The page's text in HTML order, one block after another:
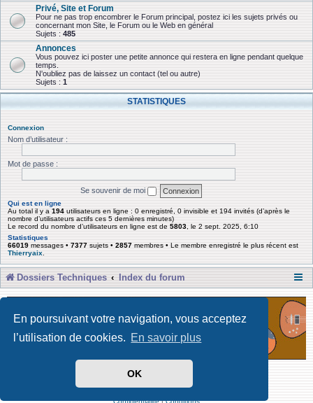
En poursuivant votre navigation, vous acceptez
l’utilisation de cookies. En savoir plus
OK
Privé, Site et Forum
Pour ne pas trop encombrer le Forum principal, postez ici les sujets privés ou
concernant mon Site, le Forum ou le Web en général
Sujets : 485
Annonces
Vous pouvez ici poster une petite annonce qui restera en ligne pendant quelque
temps.
N'oubliez pas de laissez un contact (tel ou autre)
Sujets : 1
STATISTIQUES
Connexion
Nom d’utilisateur :
Mot de passe :
Se souvenir de moi
Qui est en ligne
Au total il y a 194 utilisateurs en ligne : 0 enregistré, 0 invisible et 194 invités (d’après le
nombre d’utilisateurs actifs ces 5 dernières minutes)
Le record du nombre d’utilisateurs en ligne est de 5803 , le 2 sept. 2025, 6:10
Statistiques
66019 messages • 7377 sujets • 2857 membres • Le membre enregistré le plus récent est
Thierryaix
Dossiers Techniques Index du forum
Développé par Forum Software © phpBB Limited
Traduit par phpBB-fr
Confidentialité|Conditions